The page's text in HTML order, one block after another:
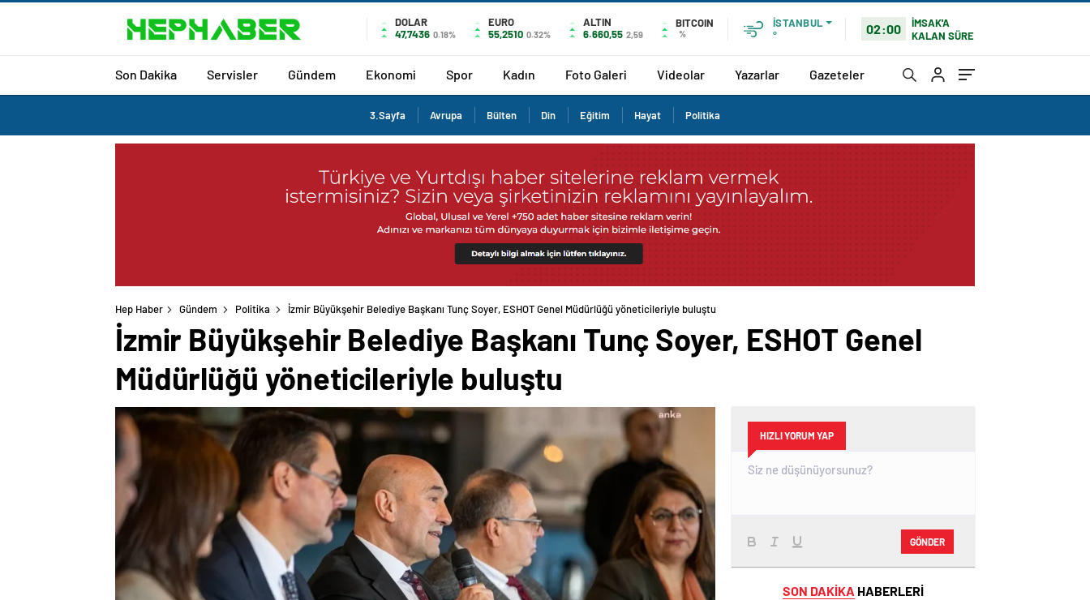
DOLAR
47,7436 0.18%
EURO
55,2510 0.32%
ALTIN
6.660,55 2,59
BITCOIN
%
İSTANBUL
°
02:00
İMSAK'A
KALAN SÜRE
Son Dakika Servisler Gündem Ekonomi Spor Kadın Foto Galeri Videolar Yazarlar Gazeteler
3.Sayfa Avrupa Bülten Din Eğitim Hayat Politika
Hep Haber Gündem Politika İzmir Büyükşehir Belediye Başkanı Tunç Soyer, ESHOT Genel Müdürlüğü yöneticileriyle buluştu
İzmir Büyükşehir Belediye Başkanı Tunç Soyer, ESHOT Genel
Müdürlüğü yöneticileriyle buluştu
HIZLI YORUM YAP
GÖNDER
SON DAKİKA HABERLERİ